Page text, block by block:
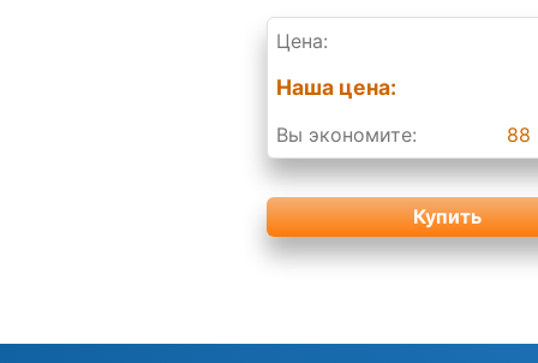
Цена:
Наша цена:
Вы экономите: 88
Купить